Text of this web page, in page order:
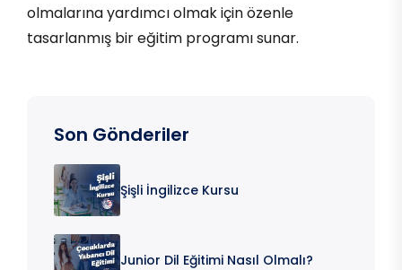
olmalarına yardımcı olmak için özenle
tasarlanmış bir eğitim programı sunar.
Son Gönderiler
Şişli İngilizce Kursu
Junior Dil Eğitimi Nasıl Olmalı?